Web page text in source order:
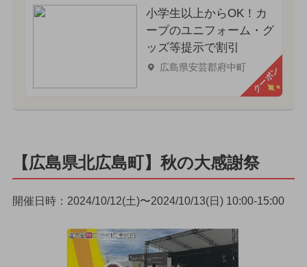
小学生以上からOK！カ
ープのユニフォーム・グ
ッズ等提示で割引
広島県安芸郡府中町 クーポン
【広島県北広島町】秋の大感謝祭
開催日時：2024/10/12(土)〜2024/10/13(日) 10:00-15:00